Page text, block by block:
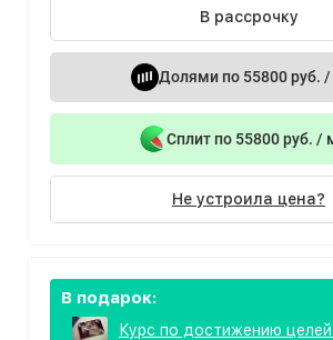
В рассрочку
Долями по 55800 руб.
Сплит по 55800 руб. /
Не устроила цена?
В подарок:
Курс по достижению целей